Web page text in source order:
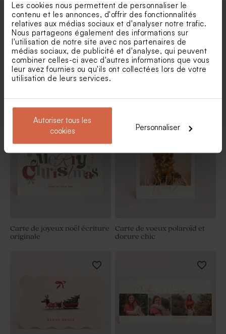
Les cookies nous permettent de personnaliser le
contenu et les annonces, d'offrir des fonctionnalités
relatives aux médias sociaux et d'analyser notre trafic.
Nous partageons également des informations sur
l'utilisation de notre site avec nos partenaires de
médias sociaux, de publicité et d'analyse, qui peuvent
combiner celles-ci avec d'autres informations que vous
leur avez fournies ou qu'ils ont collectées lors de votre
utilisation de leurs services.
Autoriser tous les
cookies
Personnaliser
Carte de joyeux noël écriture
originale
Carte de voeux polaroïd et
dorure chic